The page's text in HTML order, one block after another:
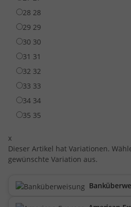
28 28
29 29
30 30
31 31
32 32
33 33
34 34
35 35
x
Dieser Artikel hat Variationen.
gewünschte Variation aus.